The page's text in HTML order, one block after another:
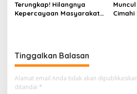
Terungkap! Hilangnya
Kepercayaan Masyarakat
Cimahi
Tinggalkan Balasan
Alamat email Anda tidak akan
ditandai *